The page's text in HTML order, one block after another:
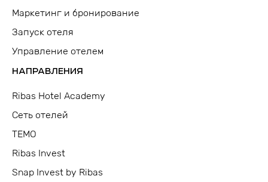
Маркетинг и бронирование
Запуск отеля
Управление отелем
НАПРАВЛЕНИЯ
Ribas Hotel Academy
Сеть отелей
TEMO
Ribas Invest
Snap Invest by Ribas